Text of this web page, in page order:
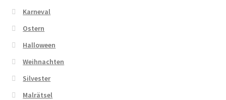
Karneval
Ostern
Halloween
Weihnachten
Silvester
Malrätsel